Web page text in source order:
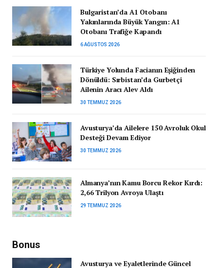
Bulgaristan’da A1 Otobanı
Yakınlarında Büyük Yangın: A1
Otobanı Trafiğe Kapandı
6 AĞUSTOS 2026
Türkiye Yolunda Facianın Eşiğinden
Dönüldü: Sırbistan’da Gurbetçi
Ailenin Aracı Alev Aldı
30 TEMMUZ 2026
Avusturya’da Ailelere 150 Avroluk Okul
Desteği Devam Ediyor
30 TEMMUZ 2026
Almanya’nın Kamu Borcu Rekor Kırdı:
2,66 Trilyon Avroya Ulaştı
29 TEMMUZ 2026
Bonus
Avusturya ve Eyaletlerinde Güncel